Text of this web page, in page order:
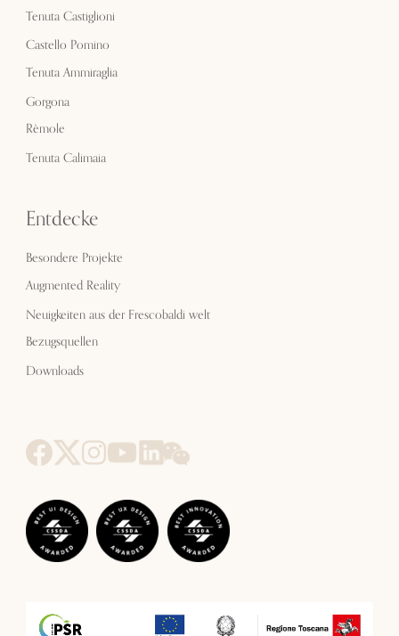
Tenuta Castiglioni
Castello Pomino
Tenuta Ammiraglia
Gorgona
Rèmole
Tenuta Calimaia
Entdecke
Besondere Projekte
Augmented Reality
Neuigkeiten aus der Frescobaldi welt
Bezugsquellen
Downloads